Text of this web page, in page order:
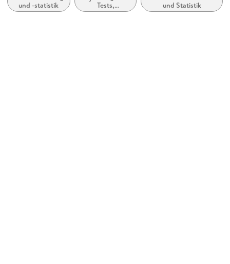
Springer International Publishing
und -statistik
Tests,
Messtechniken
und Statistik